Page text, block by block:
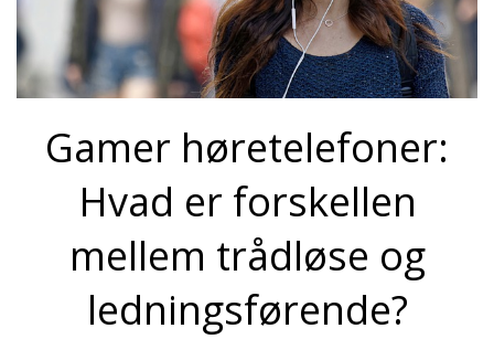
Gamer høretelefoner:
Hvad er forskellen
mellem trådløse og
ledningsførende?